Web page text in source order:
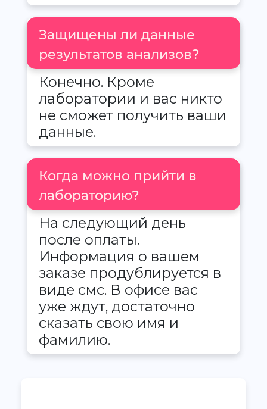
Защищены ли данные
результатов анализов?
Конечно. Кроме
лаборатории и вас никто
не сможет получить ваши
данные.
Когда можно прийти в
лабораторию?
На следующий день
после оплаты.
Информация о вашем
заказе продублируется в
виде смс. В офисе вас
уже ждут, достаточно
сказать свою имя и
фамилию.